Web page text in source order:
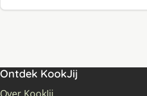
Ontdek KookJij